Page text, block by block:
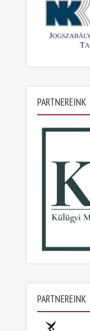
PARTNEREINK
PARTNEREINK